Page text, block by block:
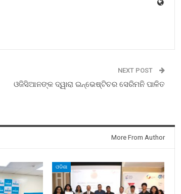
NEXT POST
ଓଜିସିଆନଙ୍କ ଦ୍ୱାରା ଇନ୍‌ଭେଷ୍ଟିଚର ସେରିମନି ପାଳିତ
More From Author
ଓଡିଶା